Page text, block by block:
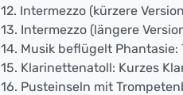
12. Intermezzo (kürzere
13. Intermezzo (längere
14. Musik beflügelt
15. Klarinettenatoll: Kurzes
16. Pusteinseln mit